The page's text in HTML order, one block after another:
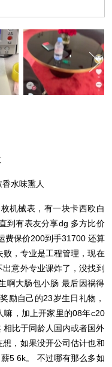
水味熏人
机械表，有一块卡西欧白
到有表友分享dg 多方比价
费保价200到手31700 还算
，专业是工程管理，现在
意外专业课炸了，没找到
啊大肠包小肠 最后因祸得
励自己的23岁生日礼物，
嘛，加上开家里的08年c20
比于同龄人国内或者国外
，如果没开公司估计也和
5 6k。 不过哪有那么多如